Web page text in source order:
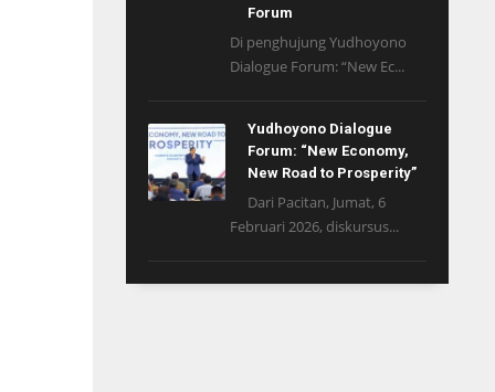
Forum
Di penghujung Yudhoyono
Dialogue Forum: “New Ec...
Yudhoyono Dialogue
Forum: “New Economy,
New Road to Prosperity”
Dari Pacitan, Jumat, 6
Februari 2026, diskursus...